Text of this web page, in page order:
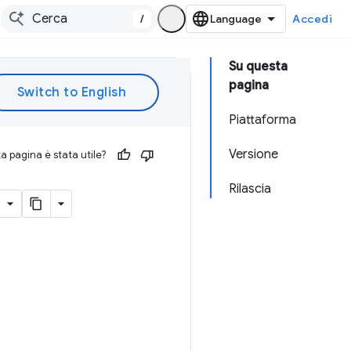
/ Accedi
Su questa
pagina
Piattaforma
Versione
Rilascia
pagina è stata utile?